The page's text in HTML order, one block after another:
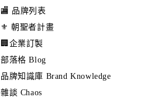
🏬 品牌列表
⚜️ 朝聖者計畫
🏢企業訂製
部落格 Blog
品牌知識庫 Brand Knowledge
雜談 Chaos